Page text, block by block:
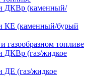
ДКВр (каменный/
КЕ (каменный/бурый
газообразном топливе
ДКВр (газ/жидкое
ДЕ (газ/жидкое